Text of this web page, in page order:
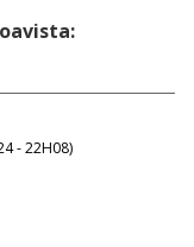
- 22H08)